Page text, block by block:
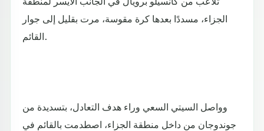
الجزاء، مسددًا بعدها كرة مقوسة، مرت بقليل إلى جوار
القائم.
وواصل السيتي السعي وراء هدف التعادل، بتسديدة من
جوندوجان من داخل منطقة الجزاء، اصطدمت بالقائم في